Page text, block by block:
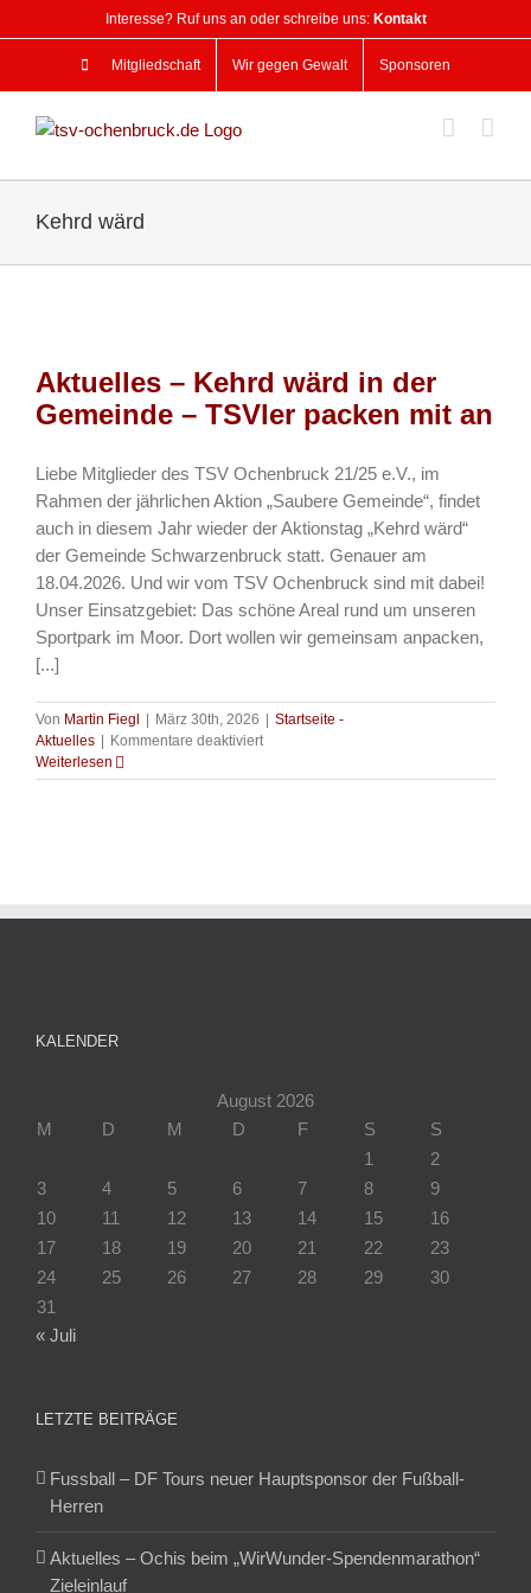
Inhalt
Interesse? Ruf uns an oder schreibe uns: Kontakt
Mitgliedschaft Wir gegen Gewalt Sponsoren
Kehrd wärd
Aktuelles – Kehrd wärd in der
Gemeinde – TSVler packen mit an
Liebe Mitglieder des TSV Ochenbruck 21/25 e.V., im
Rahmen der jährlichen Aktion „Saubere Gemeinde“, findet
auch in diesem Jahr wieder der Aktionstag „Kehrd wärd“
der Gemeinde Schwarzenbruck statt. Genauer am
18.04.2026. Und wir vom TSV Ochenbruck sind mit dabei!
Unser Einsatzgebiet: Das schöne Areal rund um unseren
Sportpark im Moor. Dort wollen wir gemeinsam anpacken,
[...]
Von Martin Fiegl März 30th, 2026
Startseite -
Aktuelles
Kommentare deaktiviertfür
–
Weiterlesen
KALENDER
August 2026
M
D M D F S
S
1
2
3
4 5 6 7 8
9
10
11 12 13 14 15
16
17
18 19 20 21 22
23
24
25 26 27 28 29
30
31
« Juli
LETZTE BEITRÄGE
Fussball – DF Tours neuer Hauptsponsor der Fußball-
Herren
Aktuelles – Ochis beim „WirWunder-Spendenmarathon“
Zieleinlauf